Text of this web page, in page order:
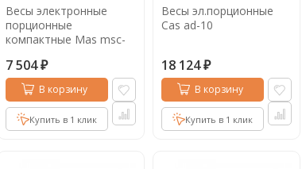
Весы электронные
порционные
компактные Mas msc-
7 504 ₽
В корзину
Купить в 1 клик
Весы эл.порционные
Cas ad-10
18 124 ₽
В корзину
Купить в 1 клик